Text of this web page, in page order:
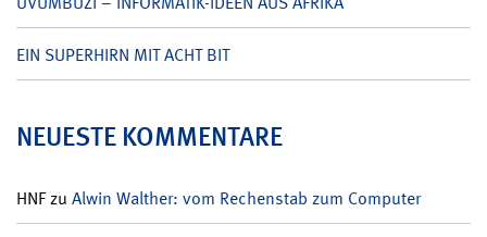
EIN SUPERHIRN MIT ACHT BIT
NEUESTE KOMMENTARE
HNFzu Alwin Walther: vom Rechenstab zum Computer